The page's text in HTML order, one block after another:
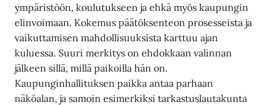
ympäristöön, koulutukseen ja ehkä myös kaupungin
elinvoimaan. Kokemus päätöksenteon prosesseista ja
vaikuttamisen mahdollisuuksista karttuu ajan
kuluessa. Suuri merkitys on ehdokkaan valinnan
jälkeen sillä, millä paikoilla hän on.
Kaupunginhallituksen paikka antaa parhaan
näköalan, ja samoin esimerkiksi tarkastuslautakunta